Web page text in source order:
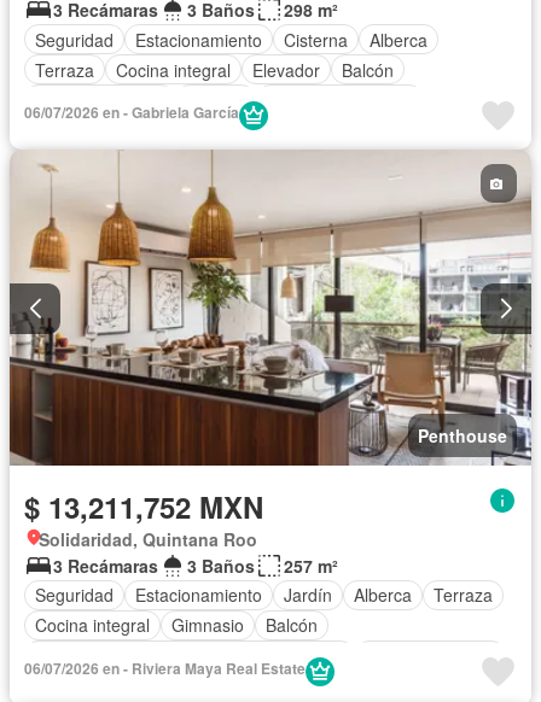
3 Recámaras 3 Baños
298 m²
Seguridad
Estacionamiento Cisterna
Alberca
Terraza
Cocina integral Elevador
Balcón
Internet
Televisión por cable
Vista panorámica
Completamente amueblado
06/07/2026 en - Gabriela García
Penthouse
$ 13,211,752 MXN
Solidaridad, Quintana Roo
3 Recámaras
3 Baños
257 m²
Seguridad
Estacionamiento Jardín Alberca
Terraza
Cocina integral
Gimnasio
Balcón
Acceso para personas con discapacidad
Cocina equipada
Sala polivalente
Internet
06/07/2026 en - Riviera Maya Real Estate